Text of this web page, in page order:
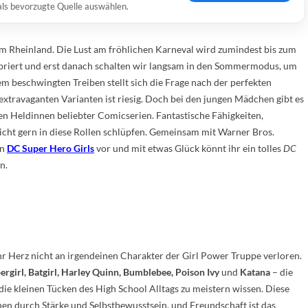
bevorzugte Quelle auswählen.
Rheinland. Die Lust am fröhlichen Karneval wird zumindest bis zum
und erst danach schalten wir langsam in den Sommermodus, um
beschwingten Treiben stellt sich die Frage nach der perfekten
Varianten ist riesig. Doch bei den jungen Mädchen gibt es
Heldinnen beliebter Comicserien. Fantastische Fähigkeiten,
gern in diese Rollen schlüpfen. Gemeinsam mit Warner Bros.
DC Super Hero Girlsvor und mit etwas Glück könnt ihr ein tollesDC
Herz nicht an irgendeinen Charakter der Girl Power Truppe verloren.
Batgirl, Harley Quinn, Bumblebee, Poison Ivyund Katana – die
kleinen Tücken des High School Alltags zu meistern wissen. Diese
durch Stärke und Selbstbewusstsein, und Freundschaft ist das